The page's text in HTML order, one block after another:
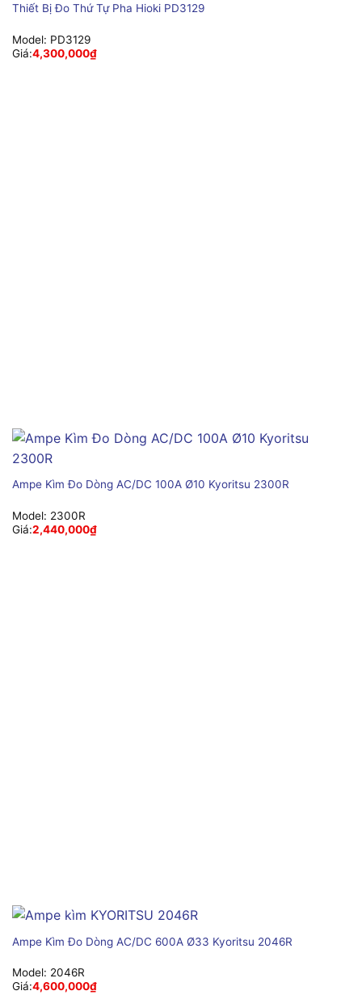
Thiết Bị Đo Thứ Tự Pha Hioki PD3129
Model: PD3129
Giá:4,300,000₫
Ampe Kìm Đo Dòng AC/DC 100A Ø10 Kyoritsu 2300R
Model: 2300R
Giá:2,440,000₫
Ampe Kìm Đo Dòng AC/DC 600A Ø33 Kyoritsu 2046R
Model: 2046R
Giá:4,600,000₫